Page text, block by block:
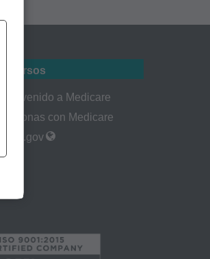
Recursos
Bienvenido a Medicare
Personas con Medicare
CMS.gov